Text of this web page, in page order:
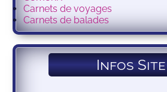
Carnets de voyages
Carnets de balades
Infos Site